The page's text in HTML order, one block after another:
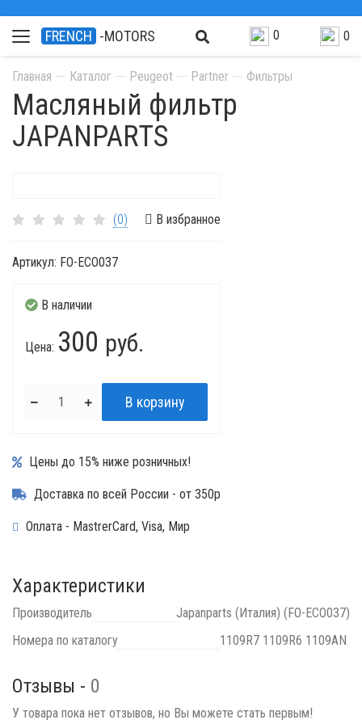
FRENCH -MOTORS 0 0
Главная Каталог Peugeot Partner Фильтры
Масляный фильтр
JAPANPARTS
(0) В избранное
Артикул: FO-ECO037
В наличии
Цена: 300 руб.
Цены до 15% ниже розничных!
Доставка по всей России - от 350р
Оплата - MastrerCard, Visa, Мир
Характеристики
Производитель
Japanparts (Италия) (FO-ECO037)
Номера по каталогу
1109R7 1109R6 1109AN
Отзывы - 0
У товара пока нет отзывов, но Вы можете стать первым!